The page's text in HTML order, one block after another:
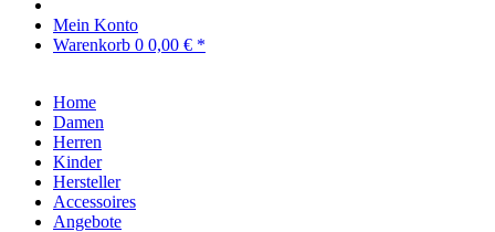
Mein Konto
Warenkorb 0 0,00 € *
Home
Damen
Herren
Kinder
Hersteller
Accessoires
Angebote